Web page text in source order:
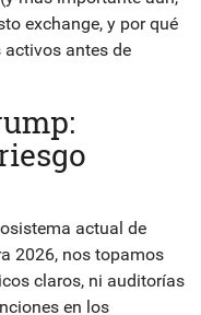
exchange, y por qué
activos antes de
actual de
2026, nos topamos
claros, ni auditorías
en los